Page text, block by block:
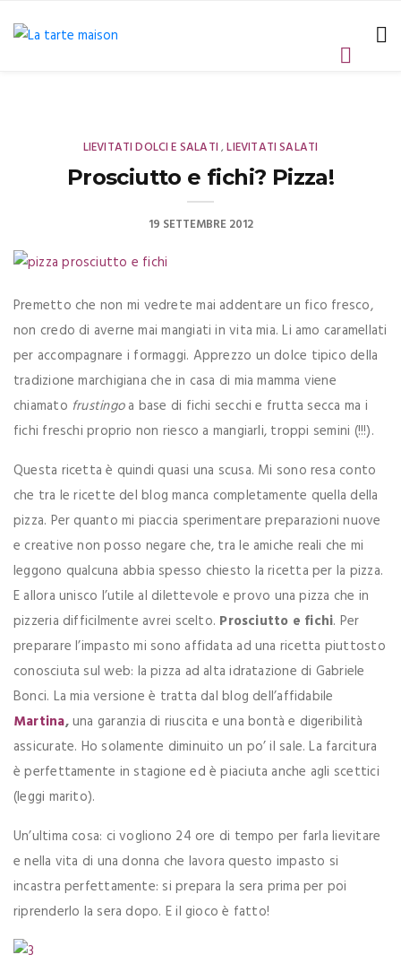
LIEVITATI DOLCI E SALATI ,LIEVITATI SALATI
Prosciutto e fichi? Pizza!
19 SETTEMBRE 2012
Premetto che non mi vedrete mai addentare un fico fresco,
non credo di averne mai mangiati in vita mia. Li amo caramellati
per accompagnare i formaggi. Apprezzo un dolce tipico della
tradizione marchigiana che in casa di mia mamma viene
chiamato frustingoa base di fichi secchi e frutta secca ma i
fichi freschi proprio non riesco a mangiarli, troppi semini (!!!).
Questa ricetta è quindi quasi una scusa. Mi sono resa conto
che tra le ricette del blog manca completamente quella della
pizza. Per quanto mi piaccia sperimentare preparazioni nuove
e creative non posso negare che, tra le amiche reali che mi
leggono qualcuna abbia spesso chiesto la ricetta per la pizza.
E allora unisco l’utile al dilettevole e provo una pizza che in
pizzeria difficilmente avrei scelto. Prosciutto e fichi. Per
preparare l’impasto mi sono affidata ad una ricetta piuttosto
conosciuta sul web: la pizza ad alta idratazione di Gabriele
Bonci. La mia versione è tratta dal blog dell’affidabile
Martina,una garanzia di riuscita e una bontà e digeribilità
assicurate. Ho solamente diminuito un po’ il sale. La farcitura
è perfettamente in stagione ed è piaciuta anche agli scettici
(leggi marito).
Un’ultima cosa: ci vogliono 24 ore di tempo per farla lievitare
e nella vita di una donna che lavora questo impasto si
incastra perfettamente: si prepara la sera prima per poi
riprenderlo la sera dopo. E il gioco è fatto!